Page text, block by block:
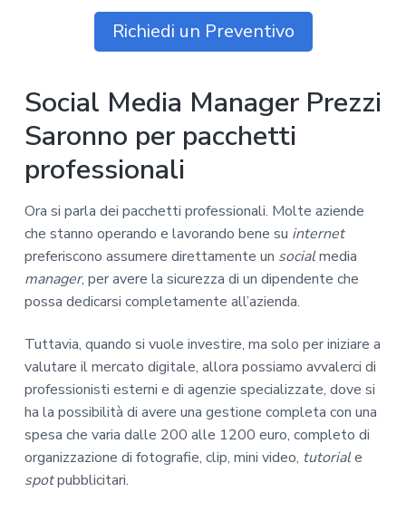
Richiedi un Preventivo
Social Media Manager Prezzi
Saronno per pacchetti
professionali
Ora si parla dei pacchetti professionali. Molte aziende
che stanno operando e lavorando bene su internet
preferiscono assumere direttamente un socialmedia
manager, per avere la sicurezza di un dipendente che
possa dedicarsi completamente all’azienda.
Tuttavia, quando si vuole investire, ma solo per iniziare a
valutare il mercato digitale, allora possiamo avvalerci di
professionisti esterni e di agenzie specializzate, dove si
ha la possibilità di avere una gestione completa con una
spesa che varia dalle 200 alle 1200 euro, completo di
organizzazione di fotografie, clip, mini video, tutoriale
spotpubblicitari.